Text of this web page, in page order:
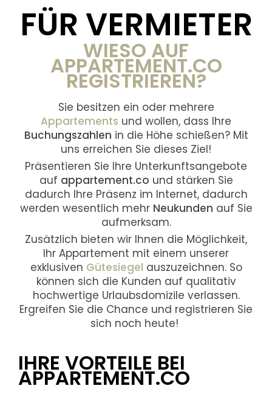
FÜR VERMIETER
WIESO AUF
APPARTEMENT.CO
REGISTRIEREN?
Sie besitzen ein oder mehrere
Appartements und wollen, dass Ihre
Buchungszahlen in die Höhe schießen? Mit
uns erreichen Sie dieses Ziel!
Präsentieren Sie Ihre Unterkunftsangebote
auf appartement.co und stärken Sie
dadurch Ihre Präsenz im Internet, dadurch
werden wesentlich mehr Neukunden auf Sie
aufmerksam.
Zusätzlich bieten wir Ihnen die Möglichkeit,
Ihr Appartement mit einem unserer
exklusiven Gütesiegel auszuzeichnen. So
können sich die Kunden auf qualitativ
hochwertige Urlaubsdomizile verlassen.
Ergreifen Sie die Chance und registrieren Sie
sich noch heute!
IHRE VORTEILE BEI
APPARTEMENT.CO